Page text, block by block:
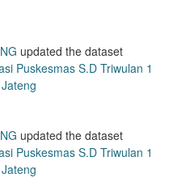
updated the dataset
Puskesmas S.D Triwulan 1
updated the dataset
Puskesmas S.D Triwulan 1